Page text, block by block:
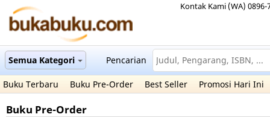
Kontak Kami (WA) 0896-
Semua Kategori Pencarian
Buku Terbaru Buku Pre-Order Best Seller Promosi Hari Ini
Buku Pre-Order